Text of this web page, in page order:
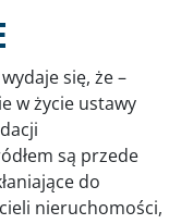
się, że –
w życie ustawy
są przede
do
nieruchomości,